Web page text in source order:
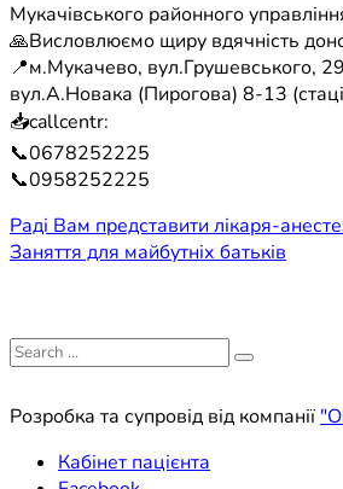
Мукачівського районного
🙏Висловлюємо щиру вдячність
📍м.Мукачево, вул.Грушевського,
вул.А.Новака (Пирогова) 8-13
📥callcentr:
📞0678252225
📞0958252225
Навігація
записів
Раді Вам представити лікаря-
Заняття для майбутніх батьків
Search
Розробка та супровід від компанії
Кабінет пацієнта